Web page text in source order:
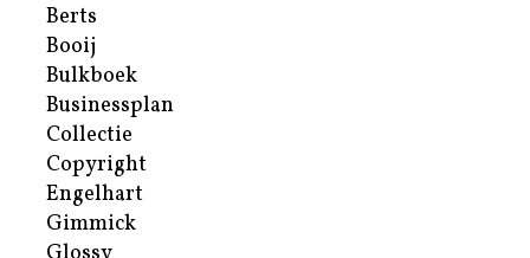
Berts
Booij
Bulkboek
Businessplan
Collectie
Copyright
Engelhart
Gimmick